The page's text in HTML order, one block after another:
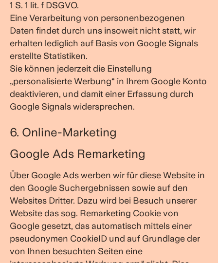
1 S. 1 lit. f DSGVO.
Eine Verarbeitung von personenbezogenen
Daten findet durch uns insoweit nicht statt, wir
erhalten lediglich auf Basis von Google Signals
erstellte Statistiken.
Sie können jederzeit die Einstellung
„personalisierte Werbung“ in Ihrem Google Konto
deaktivieren, und damit einer Erfassung durch
Google Signals widersprechen.
6. Online-Marketing
Google Ads Remarketing
Über Google Ads werben wir für diese Website in
den Google Suchergebnissen sowie auf den
Websites Dritter. Dazu wird bei Besuch unserer
Website das sog. Remarketing Cookie von
Google gesetzt, das automatisch mittels einer
pseudonymen CookieID und auf Grundlage der
von Ihnen besuchten Seiten eine